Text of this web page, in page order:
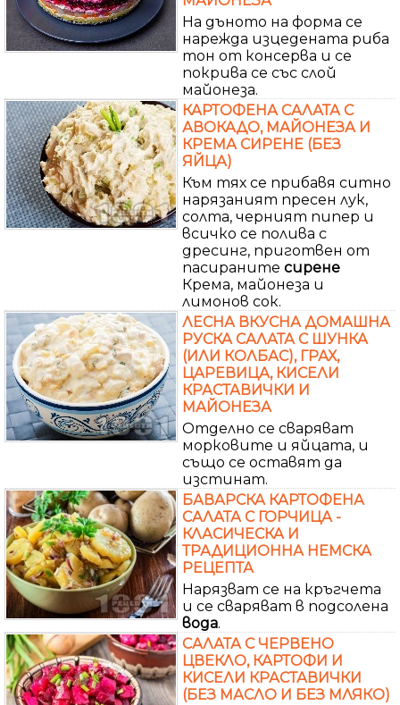
На дъното на форма се
нарежда изцедената риба
тон от консерва и се
покрива се със слой
майонеза.
КАРТОФЕНА САЛАТА С
АВОКАДО, МАЙОНЕЗА И
КРЕМА СИРЕНЕ (БЕЗ
ЯЙЦА)
Към тях се прибавя ситно
нарязаният пресен лук,
солта, черният пипер и
всичко се полива с
дресинг, приготвен от
пасираните сирене
Крема, майонеза и
лимонов сок.
ЛЕСНА ВКУСНА ДОМАШНА
РУСКА САЛАТА С ШУНКА
(ИЛИ КОЛБАС), ГРАХ,
ЦАРЕВИЦА, КИСЕЛИ
КРАСТАВИЧКИ И
МАЙОНЕЗА
Отделно се сваряват
морковите и яйцата, и
също се оставят да
изстинат.
БАВАРСКА КАРТОФЕНА
САЛАТА С ГОРЧИЦА -
КЛАСИЧЕСКА И
ТРАДИЦИОННА НЕМСКА
РЕЦЕПТА
Нарязват се на кръгчета
и се сваряват в подсолена
вода.
САЛАТА С ЧЕРВЕНО
ЦВЕКЛО, КАРТОФИ И
КИСЕЛИ КРАСТАВИЧКИ
(БЕЗ МАСЛО И БЕЗ МЛЯКО)